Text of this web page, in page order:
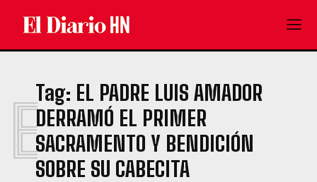
Tag: EL PADRE LUIS AMADOR
DERRAMÓ EL PRIMER
SACRAMENTO Y BENDICIÓN
SOBRE SU CABECITA
E